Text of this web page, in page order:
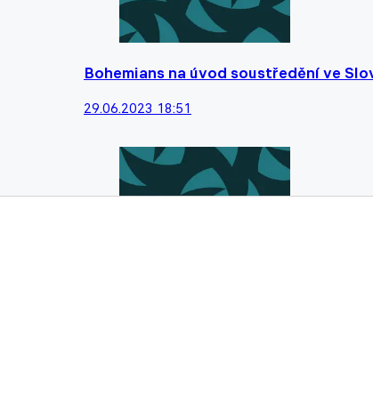
Bohemians na úvod soustředění ve
29.06.2023 18:51